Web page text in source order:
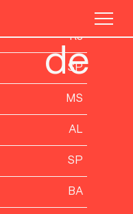
de
RJ
SP
MS
AL
SP
BA